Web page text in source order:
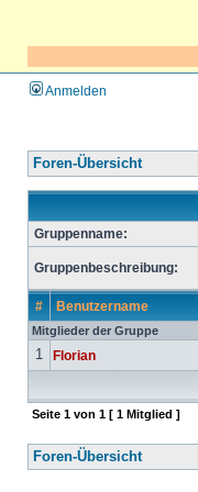
Anmelden
Foren-Übersicht
Gruppenname:
Gruppenbeschreibung:
# Benutzername
Mitglieder der Gruppe
1 Florian
Seite 1 von 1 [ 1 Mitglied ]
Foren-Übersicht